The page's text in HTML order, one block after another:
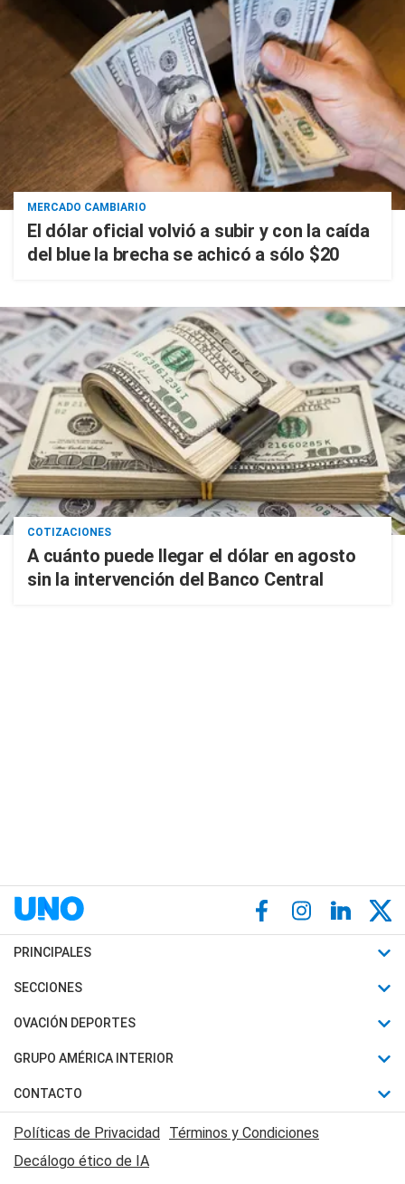
MERCADO CAMBIARIO
El dólar oficial volvió a subir y con la caída
del blue la brecha se achicó a sólo $20
COTIZACIONES
A cuánto puede llegar el dólar en agosto
sin la intervención del Banco Central
PRINCIPALES
Últimas Noticias
Política
Judiciales
Economia
SECCIONES
Horóscopo
Motores
Trucos caseros
Series y Películas
Edictos y Solicitadas
OVACIÓN DEPORTES
Fútbol
Mundial
Automovilismo
Rugby
GRUPO AMÉRICA INTERIOR
Canal 7 en Vivo
CONTACTO
Acerca de Nosotros
Contactanos
Políticas de Privacidad Términos y Condiciones
Decálogo ético de IA